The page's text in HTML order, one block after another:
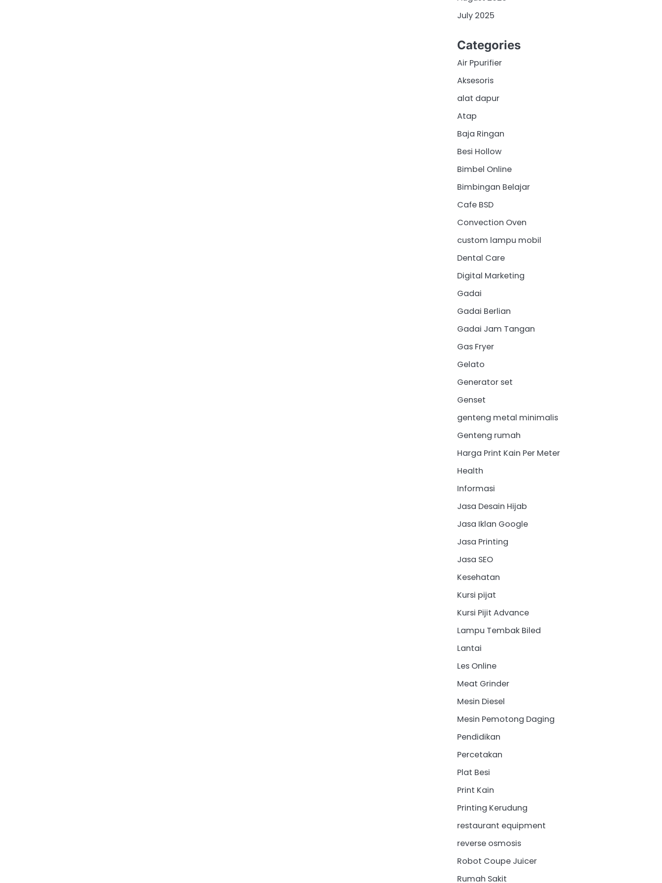
July 2025
Categories
Air Ppurifier
Aksesoris
alat dapur
Atap
Baja Ringan
Besi Hollow
Bimbel Online
Bimbingan Belajar
Cafe BSD
Convection Oven
custom lampu mobil
Dental Care
Digital Marketing
Gadai
Gadai Berlian
Gadai Jam Tangan
Gas Fryer
Gelato
Generator set
Genset
genteng metal minimalis
Genteng rumah
Harga Print Kain Per Meter
Health
Informasi
Jasa Desain Hijab
Jasa Iklan Google
Jasa Printing
Jasa SEO
Kesehatan
Kursi pijat
Kursi Pijit Advance
Lampu Tembak Biled
Lantai
Les Online
Meat Grinder
Mesin Diesel
Mesin Pemotong Daging
Pendidikan
Percetakan
Plat Besi
Print Kain
Printing Kerudung
restaurant equipment
reverse osmosis
Robot Coupe Juicer
Rumah Sakit